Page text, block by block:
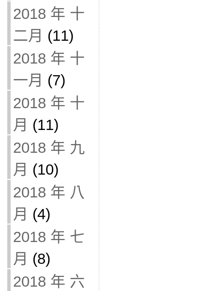
2018 年 十
二月 (11)
2018 年 十
一月 (7)
2018 年 十
月 (11)
2018 年 九
月 (10)
2018 年 八
月 (4)
2018 年 七
月 (8)
2018 年 六